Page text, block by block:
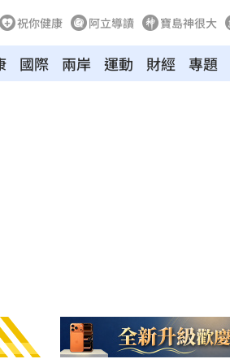
祝你健康 阿立導讀 寶島神很大
國際 兩岸 運動 財經 專題